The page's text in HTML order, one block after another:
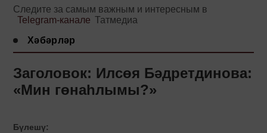
Следите за самым важным и интересным в
Telegram-канале Татмедиа
Хәбәрләр
Заголовок: Илсөя Бәдретдинова:
«Мин гөнаһлымы?»
Бүлешү: